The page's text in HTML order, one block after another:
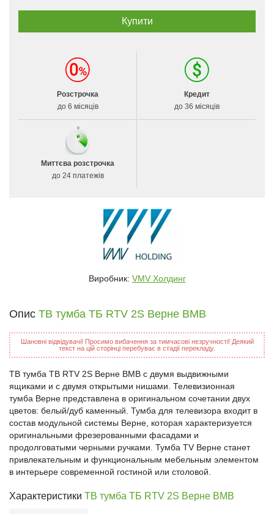
Розстрочка
до 6 місяців
Кредит
до 36 місяців
Миттєва розстрочка
до 24 платежів
Виробник: VMV Холдинг
Опис ТВ тумба ТБ RTV 2S Верне ВМВ
Шановні відвідувачі! Просимо вибачення за тимчасові незручності! Деякий
текст на цій сторінці перебуває в стадії перекладу.
ТВ тумба ТВ RTV 2S Верне ВМВ с двумя выдвижными
ящиками и с двумя открытыми нишами. Телевизионная
тумба Верне представлена в оригинальном сочетании двух
цветов: белый/дуб каменный. Тумба для телевизора входит в
состав модульной системы Верне, которая характеризуется
оригинальными фрезерованными фасадами и
продолговатыми черными ручками. Тумба TV Верне станет
привлекательным и функциональным мебельным элементом
в интерьере современной гостиной или столовой.
Характеристики ТВ тумба ТБ RTV 2S Верне ВМВ